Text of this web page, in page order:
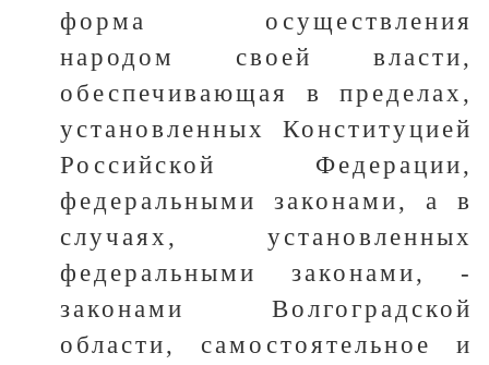
форма осуществления
народом своей власти,
обеспечивающая в пределах,
установленных Конституцией
Российской Федерации,
федеральными законами, а в
случаях, установленных
федеральными законами, -
законами Волгоградской
области, самостоятельное и